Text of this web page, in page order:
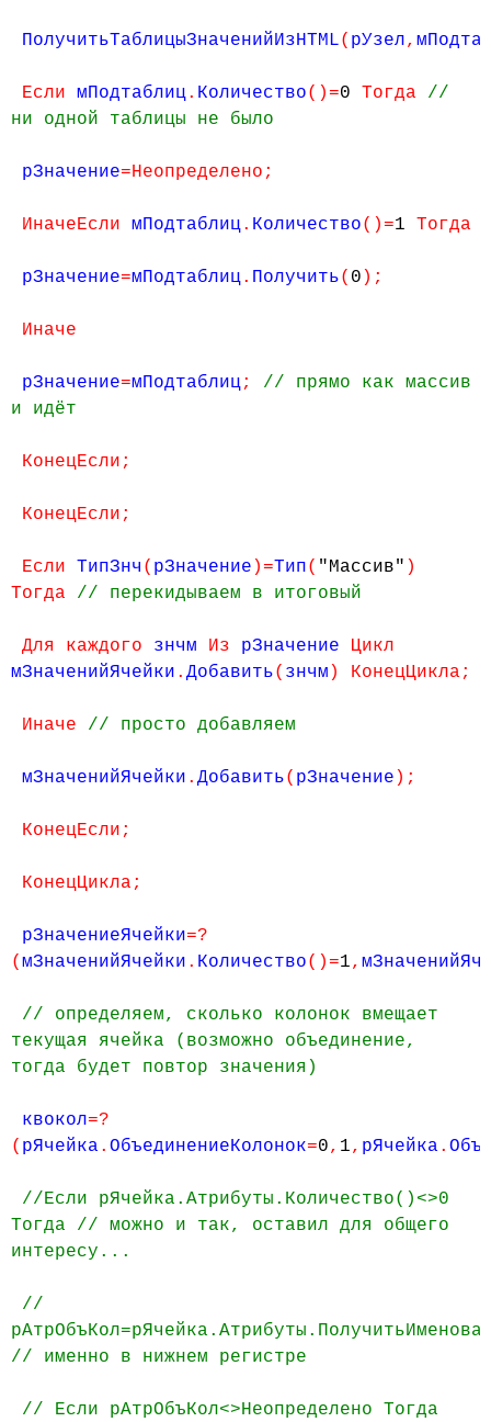
ПолучитьТаблицыЗначенийИзHTML( рУзел,
Если мПодтаблиц. Количество()=0 Тогда //
ни одной таблицы не было
рЗначение=Неопределено;
ИначеЕсли мПодтаблиц. Количество()=1 Тогда
рЗначение=мПодтаблиц. Получить( 0 );
Иначе
рЗначение=мПодтаблиц; // прямо как массив
и идёт
КонецЕсли;
КонецЕсли;
Если ТипЗнч ( рЗначение )=Тип( "Массив" )
Тогда // перекидываем в итоговый
Для каждого знчм Из рЗначение Цикл
мЗначенийЯчейки . Добавить( знчм ) КонецЦикла;
Иначе // просто добавляем
мЗначенийЯчейки . Добавить( рЗначение );
КонецЕсли;
КонецЦикла;
рЗначениеЯчейки=?
( мЗначенийЯчейки . Количество()=1,
// определяем, сколько колонок вмещает
текущая ячейка (возможно объединение,
тогда будет повтор значения)
квокол=?
( рЯчейка . ОбъединениеКолонок=0, 1, рЯчейка .
//Если рЯчейка.Атрибуты.Количество()<>0
Тогда // можно и так, оставил для общего
интересу...
//
// именно в нижнем регистре
// Если рАтрОбъКол<>Неопределено Тогда